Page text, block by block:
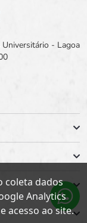
- Lagoa
coleta dados
Analytics
acesso ao site.